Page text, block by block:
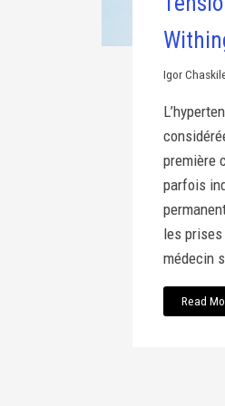
Igor
première
parfois
les
médecin
Read